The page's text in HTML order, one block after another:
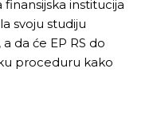
institucija
svoju studiju
da će EP RS do
proceduru kako